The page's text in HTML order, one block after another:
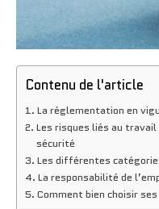
Contenu de l'article
La réglementation en
Les risques liés au
sécurité
Les différentes
La responsabilité de
Comment bien choisir